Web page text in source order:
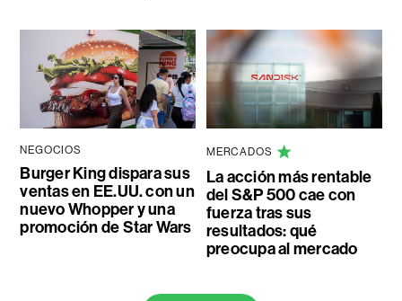
NEGOCIOS
Burger King dispara sus
ventas en EE.UU. con un
nuevo Whopper y una
promoción de Star Wars
MERCADOS
La acción más rentable
del S&P 500 cae con
fuerza tras sus
resultados: qué
preocupa al mercado